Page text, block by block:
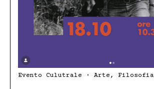
Evento Culutrale · Arte, Filosofia